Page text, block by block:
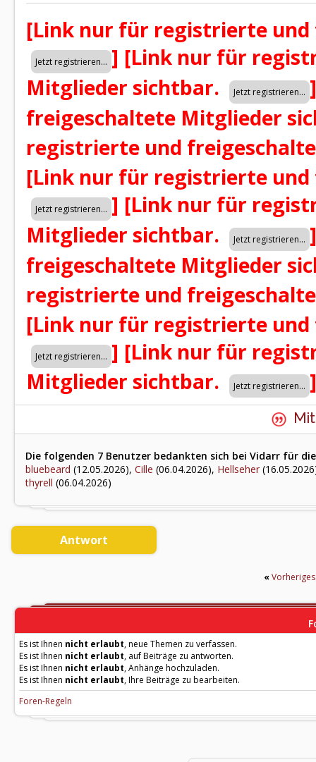
[Link nur für registrierte
] [Link nur für
Mitglieder sichtbar.
]
freigeschaltete Mitglieder
registrierte und
[Link nur für registrierte
] [Link nur für
Mitglieder sichtbar.
]
freigeschaltete Mitglieder
registrierte und
[Link nur für registrierte
] [Link nur für
Mitglieder sichtbar.
]
Die folgenden 7 Benutzer bedankten sich bei Vidarr für
bluebeard (12.05.2026), Cille (06.04.2026), Hellseher
thyrell (06.04.2026)
Antwort
«
Es ist Ihnen nicht erlaubt, neue Themen zu verfassen.
Es ist Ihnen nicht erlaubt, auf Beiträge zu antworten.
Es ist Ihnen nicht erlaubt, Anhänge hochzuladen.
Es ist Ihnen nicht erlaubt, Ihre Beiträge zu bearbeiten.
Foren-Regeln